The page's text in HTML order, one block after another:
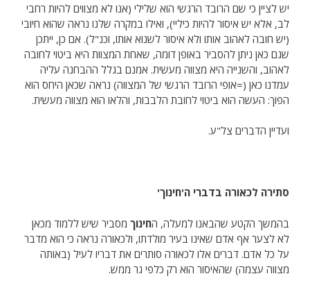
יש לציין כי שם הרובד הרגשי הוא שלילי (אנו לא מצווים להיות רחבי
לב, אלא יש איסור להיות כיליי), ואילו במקרה שלנו נראה שהוא חיובי
(יש חובה לאהוב אותו ולא איסור לשנוא אותו, וכנ"ל). אם כן, ייתכן
שגם כאן ניתן להסביר באופן דומה, שאחת המצוות היא ביטוי לחובה
לאהוב, והשנייה היא מצווה מעשית. אמנם בגלל ההבחנה עליה
עמדנו כאן (=אופי הרובד הרגשי של המצווה) נראה שכאן היחס הוא
הפוך: העשה הוא ביטוי לחובת הלבבות, והלאו הוא מצווה מעשית.
ועדיין הדברים צל"ע.
סתירה לכאורה בדברי ה'חינוך'
בהמשך הקטע שהבאנו למעלה, החינוך מסביר שיש ללמוד מכאן
לא לצער אף אדם שאינו בעיר מולדתו, ולכאורה נראה כי הוא מדבר
על כל אדם. דברים אלו לכאורה סותרים את דבריו לעיל (באותה
מצווה עצמה) שהאיסור הוא רק כלפי גר ממש.